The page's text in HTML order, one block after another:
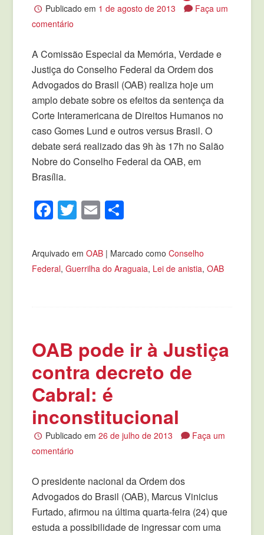
Publicado em 1 de agosto de 2013
Faça um
comentário
A Comissão Especial da Memória, Verdade e
Justiça do Conselho Federal da Ordem dos
Advogados do Brasil (OAB) realiza hoje um
amplo debate sobre os efeitos da sentença da
Corte Interamericana de Direitos Humanos no
caso Gomes Lund e outros versus Brasil. O
debate será realizado das 9h às 17h no Salão
Nobre do Conselho Federal da OAB, em
Brasília.
Facebook
Twitter
Email
Arquivado emOAB | Marcado comoConselho
Federal,Guerrilha do Araguaia, Lei de anistia,OAB
OAB pode ir à Justiça
contra decreto de
Cabral: é
inconstitucional
Publicado em 26 de julho de 2013
Faça um
comentário
O presidente nacional da Ordem dos
Advogados do Brasil (OAB), Marcus Vinicius
Furtado, afirmou na última quarta-feira (24) que
estuda a possibilidade de ingressar com uma